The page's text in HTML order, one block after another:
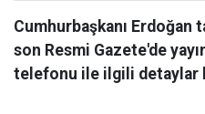
Cumhurbaşkanı Erdoğan
son Resmi Gazete'de
telefonu ile ilgili detaylar